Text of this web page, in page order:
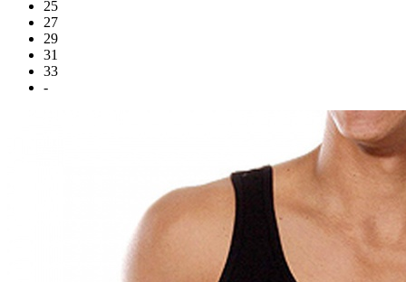
25
27
29
31
33
-